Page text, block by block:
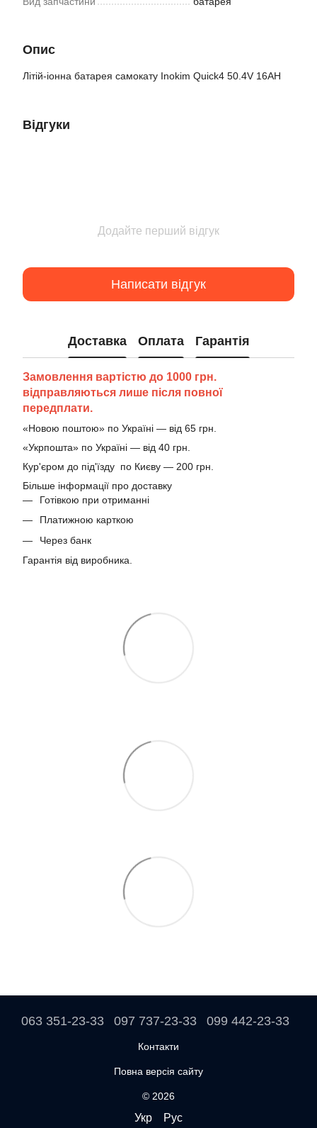
Опис
Літій-іонна батарея самокату Inokim Quick4 50.4V 16AH
Відгуки
Додайте перший відгук
Написати відгук
Доставка Оплата Гарантія
Замовлення вартістю до 1000 грн.
відправляються лише після повної
передплати.
«Новою поштою» по Україні — від 65 грн.
«Укрпошта» по Україні — від 40 грн.
Кур'єром до під'їзду по Києву — 200 грн.
Більше інформації про доставку
Готівкою при отриманні
Платижною карткою
Через банк
Гарантія від виробника.
063 351-23-33 097 737-23-33 099 442-23-33
Контакти
Повна версія сайту
© 2026
Укр Рус